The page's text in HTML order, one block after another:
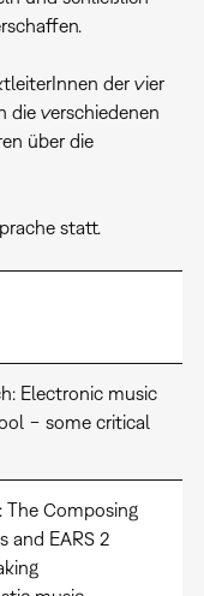
der vier
die verschiedenen
über die
statt.
Electronic music
− some critical
The Composing
and EARS 2